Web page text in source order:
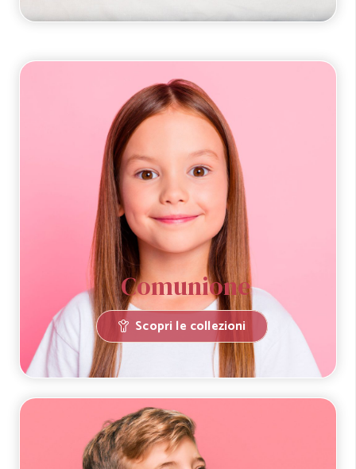
Comunione
Scopri le collezioni